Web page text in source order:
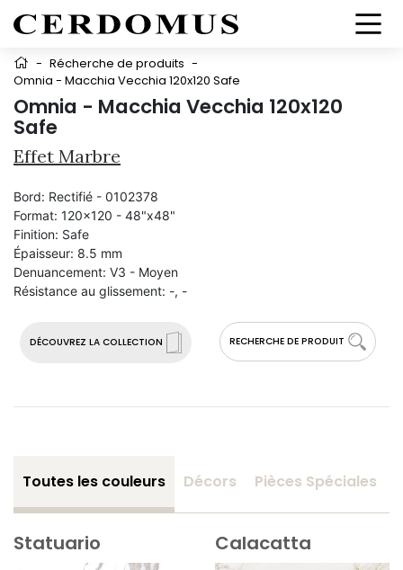
- Récherche de produits -
Omnia - Macchia Vecchia 120x120 Safe
Omnia - Macchia Vecchia 120x120
Safe
Effet Marbre
DÉCOUVREZ LA COLLECTION RECHERCHE DE PRODUIT
Bord: Rectifié - 0102378
Format: 120x120 - 48"x48"
Finition: Safe
Épaisseur: 8.5 mm
Denuancement: V3 - Moyen
Résistance au glissement: -, -
Toutes les couleurs Décors Pièces Spéciales
Statuario Calacatta